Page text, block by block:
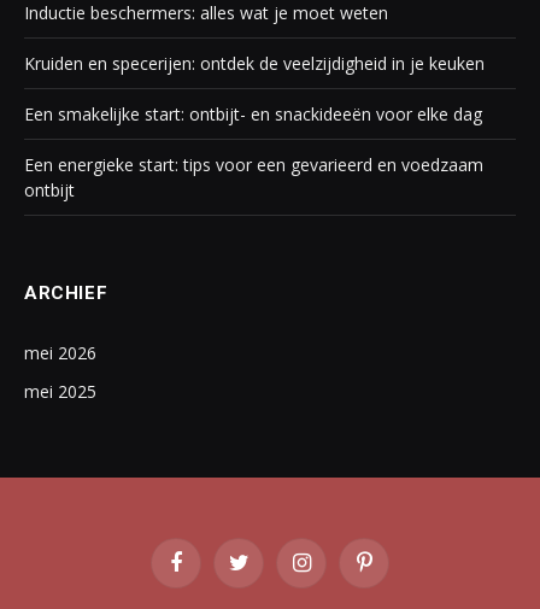
Inductie beschermers: alles wat je moet weten
Kruiden en specerijen: ontdek de veelzijdigheid in je keuken
Een smakelijke start: ontbijt- en snackideeën voor elke dag
Een energieke start: tips voor een gevarieerd en voedzaam
ontbijt
ARCHIEF
mei 2026
mei 2025
FacebookTwitter InstagramPinterest